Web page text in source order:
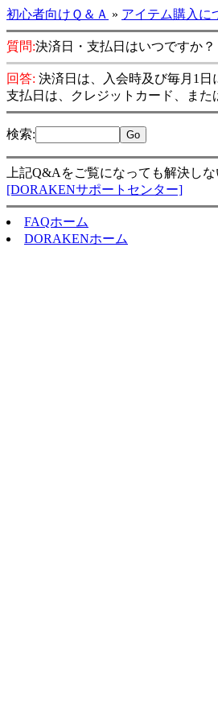
初心者向けＱ＆Ａ » アイテム購入に
質問:決済日・支払日はいつですか？
回答: 決済日は、入会時及び毎月1日
支払日は、クレジットカード、また
検索:
上記Q&Aをご覧になっても解決し
[DORAKENサポートセンター]
FAQホーム
DORAKENホーム